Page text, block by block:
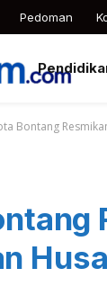
Pedoman
Bontang